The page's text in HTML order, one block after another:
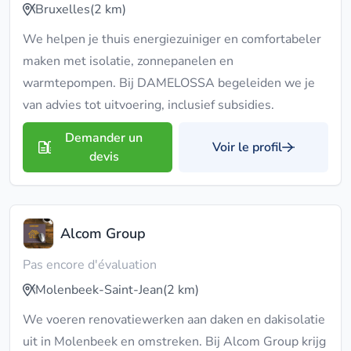
Bruxelles(2 km)
We helpen je thuis energiezuiniger en comfortabeler
maken met isolatie, zonnepanelen en
warmtepompen. Bij DAMELOSSA begeleiden we je
van advies tot uitvoering, inclusief subsidies.
Demander un
devis
Voir le profil
Alcom Group
Pas encore d'évaluation
Molenbeek-Saint-Jean(2 km)
We voeren renovatiewerken aan daken en dakisolatie
uit in Molenbeek en omstreken. Bij Alcom Group krijg